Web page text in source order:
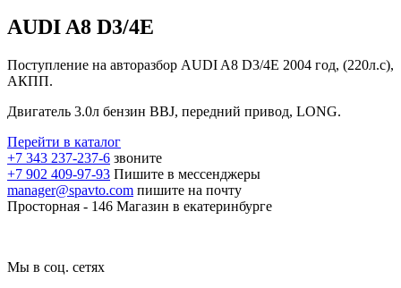
AUDI A8 D3/4E
Поступление на авторазбор AUDI A8 D3/4E 2004 год, (220л.с),
АКПП.
Двигатель 3.0л бензин BBJ, передний привод, LONG.
Перейти в каталог
+7 343 237-237-6 звоните
+7 902 409-97-93 Пишите в мессенджеры
manager@spavto.com пишите на почту
Просторная - 146 Магазин в екатеринбурге
Мы в соц. сетях